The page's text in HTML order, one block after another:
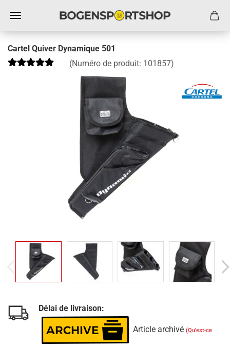
Cartel Quiver Dynamique 501
(Numéro de produit: 101857)
Délai de livraison:
Article archivé (Qu'est-ce